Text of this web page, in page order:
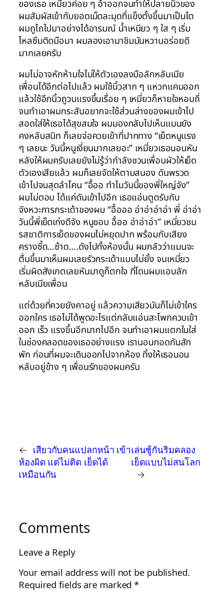
ของเธอ เหมี่ยวค่อย ๆ อ้าออกจนทำให้ปลายนิ้วของ
ผมสัมผัสเข้ากับยอดเม็ดละมุดที่แข็งตั้งขึ้นมาเป็นไต
ผมถูไถไปมาอย่างได้อารมณ์ น้ำเหนียว ๆ ใส ๆ เริ่ม
ไหลซึมติดมือมา ผมลองเอามาชิมมันหวานอร่อยดี
มากเลยครับ
ผมไม่อาจหักห้ามใจไม่ให้ตัวเองลงมือลักหลับเมีย
เพื่อนได้อีกต่อไปแล้ว ผมใช้นิ้วสาก ๆ แหวกแคมออก
แล้วใช้อีกนิ้วถูวนแรงขึ้นเรื่อย ๆ เหมี่ยวก็หายใจหอบถี่
จนทำเอาผมกระสันอยากจะใช้ส่วนล่างของผมเข้าไป
สอดใส่ให้เธอได้สุขสมใจ ผมมองกลับไปเห็นแมนยัง
คงหลับสนิท ก็เลยจ่อควยเข้าที่ปากทาง “เย็ดหนูแรง
ๆ เลยนะ วันนี้หนูเงี่ยนมากเลยอะ” เหมี่ยวเธอนอนหัน
หลังให้ผมครับเลยยังไม่รู้ว่ากำลังชวนเพื่อนผัวให้เย็ด
ตัวเองเสียแล้ว ผมก็เลยจัดให้ตามสนอง ดันพรวด
เข้าไปจนสุดลำโคน “อื้ออ ทำไมวันนี้ของพี่ใหญ่จัง”
ผมไม่ตอบ ได้แค่ดันเข้าไปอีก เธอแอ่นตูดรับกับ
จังหวะการกระเด้าของผม “อื้อออ อ่าอ่าอ่าอ่า พี่ อ่าอ่า
วันนี้พี่เย็ดเก่งดีจัง หนูชอบ อื้ออ อ่าอ่าอ่า” เหมี่ยวชม
รสชาติการเย็ดของผมไม่หยุดปาก พร้อมกับเสียง
ครางซี้ด…ซ้าด….ดังไปทั้งห้องนั้น ผมกลัวว่าแมนจะ
ตื่นขึ้นมาเห็นผมเลยรัวกระเด้าแบบไม่ยั้ง จนเหมี่ยว
เริ่มผิดสังเกตเลยหันมาดูก็ตกใจ ที่โดนผมแอบลัก
หลับเมียเพื่อน
แต่ด้วยที่ควยยังคาอยู่ แล้วความเสียวมันก็ไม่เข้าใคร
ออกใคร เธอไม่ได้พูดอะไรแต่กลับแอ่นสะโพกควบเข้า
ออก เร็ว แรงขึ้นอีกมากไปอีก จนทำเอาผมแตกในใส่
ในช่องคลอดของเธออย่างแรง เรานอนกอดกันสัก
พัก ก่อนที่ผมจะเดินออกไปจากห้อง ทิ้งให้เธอนอน
หลับอยู่ข้าง ๆ เพื่อนรักของผมครับ
← เสียวกับคนแปลกหน้า เข้า
ห้องผิด แต่ไม่ติด เย็ดได้
เหมือนกัน
เล่นชู้กันริมคลอง
เย็ดแบบไม่สนโลก
→
Comments
Leave a Reply
Your email address will not be published.
Required fields are marked*